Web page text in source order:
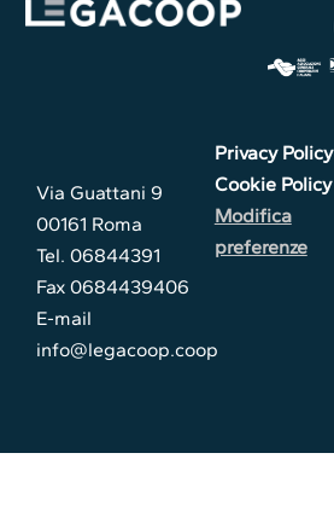
Via Guattani 9
00161 Roma
Tel. 06844391
Fax 0684439406
E-mail
info@legacoop.coop
Privacy Policy
Cookie Policy
Modifica
preferenze